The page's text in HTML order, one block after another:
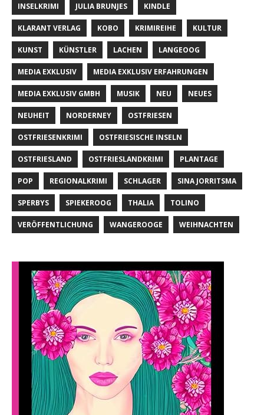
INSELKRIMI JULIA BRUNJES KINDLE
KLARANT VERLAG KOBO KRIMIREIHE KULTUR
KUNST KÜNSTLER LACHEN LANGEOOG
MEDIA EXKLUSIV MEDIA EXKLUSIV ERFAHRUNGEN
MEDIA EXKLUSIV GMBH MUSIK NEU NEUES
NEUHEIT NORDERNEY OSTFRIESEN
OSTFRIESENKRIMI OSTFRIESISCHE INSELN
OSTFRIESLAND OSTFRIESLANDKRIMI PLANTAGE
POP REGIONALKRIMI SCHLAGER SINA JORRITSMA
SPERBYS SPIEKEROOG THALIA TOLINO
VERÖFFENTLICHUNG WANGEROOGE WEIHNACHTEN